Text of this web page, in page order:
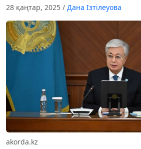
28 қаңтар, 2025 / Дана Ізтілеуова
akorda.kz